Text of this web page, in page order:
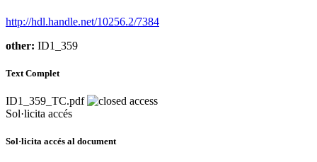
http://hdl.handle.net/10256.2/7384
other: ID1_359
Text Complet
ID1_359_TC.pdf
Sol·licita accés
Sol·licita accés al document